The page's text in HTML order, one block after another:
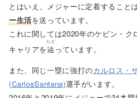
とはいえ、メジャーに定着すること
ー生活を送っています。
これに関しては2020年のケビン・ク
キャリアを辿
たど
っています。
また、同じ一塁に強打のカルロス・
(CarlosSantana)選手がいます。